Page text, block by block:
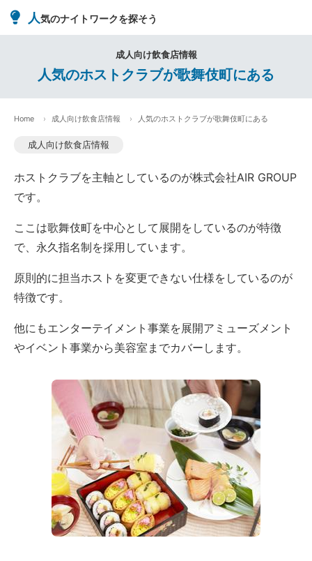
人気のナイトワークを探そう
成人向け飲食店情報
人気のホストクラブが歌舞伎町にある
Home 成人向け飲食店情報 人気のホストクラブが歌舞伎町にある
成人向け飲食店情報
ホストクラブを主軸としているのが株式会社AIR GROUP
です。
ここは歌舞伎町を中心として展開をしているのが特徴
で、永久指名制を採用しています。
原則的に担当ホストを変更できない仕様をしているのが
特徴です。
他にもエンターテイメント事業を展開アミューズメント
やイベント事業から美容室までカバーします。